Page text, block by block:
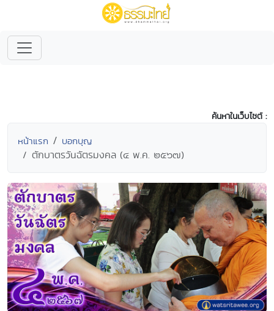
ค้นหาในเว็บไซต์ :
หน้าแรก บอกบุญ
ตักบาตรวันฉัตรมงคล (๔ พ.ค. ๒๕๖๗)